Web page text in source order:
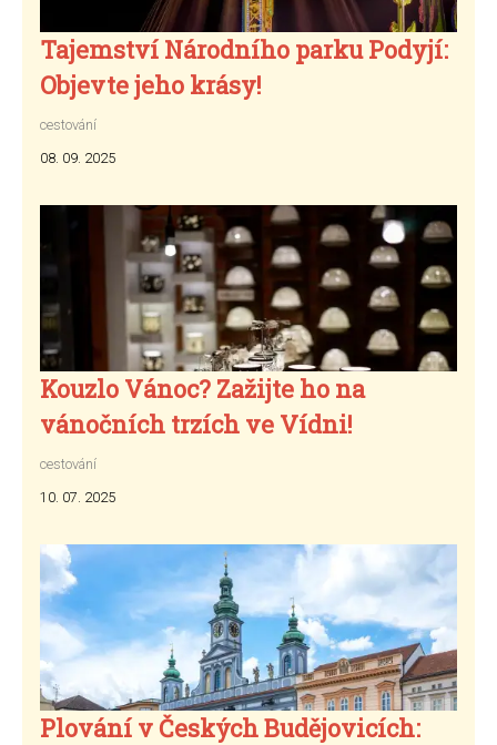
Tajemství Národního parku Podyjí:
Objevte jeho krásy!
cestování
08. 09. 2025
Kouzlo Vánoc? Zažijte ho na
vánočních trzích ve Vídni!
cestování
10. 07. 2025
Plování v Českých Budějovicích: